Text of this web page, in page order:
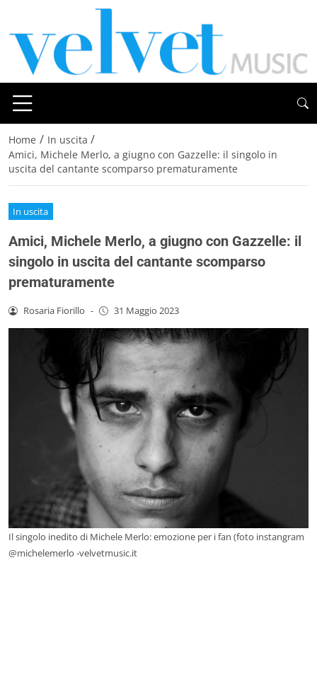
Home / In uscita /
Amici, Michele Merlo, a giugno con Gazzelle: il singolo in
uscita del cantante scomparso prematuramente
In uscita
Amici, Michele Merlo, a giugno con Gazzelle: il
singolo in uscita del cantante scomparso
prematuramente
Rosaria Fiorillo - 31 Maggio 2023
Il singolo inedito di Michele Merlo: emozione per i fan (foto instangram
@michelemerlo -velvetmusic.it